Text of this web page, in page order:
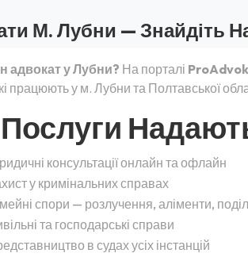
М. Лубни — Знайдіть
адвокат у Лубни? На порталі
працюють у м. Лубни та Полтавської
Послуги
консультації онлайн та офлайн
у кримінальних справах
спори — розлучення, аліменти,
та господарські справи
в судах усіх інстанцій